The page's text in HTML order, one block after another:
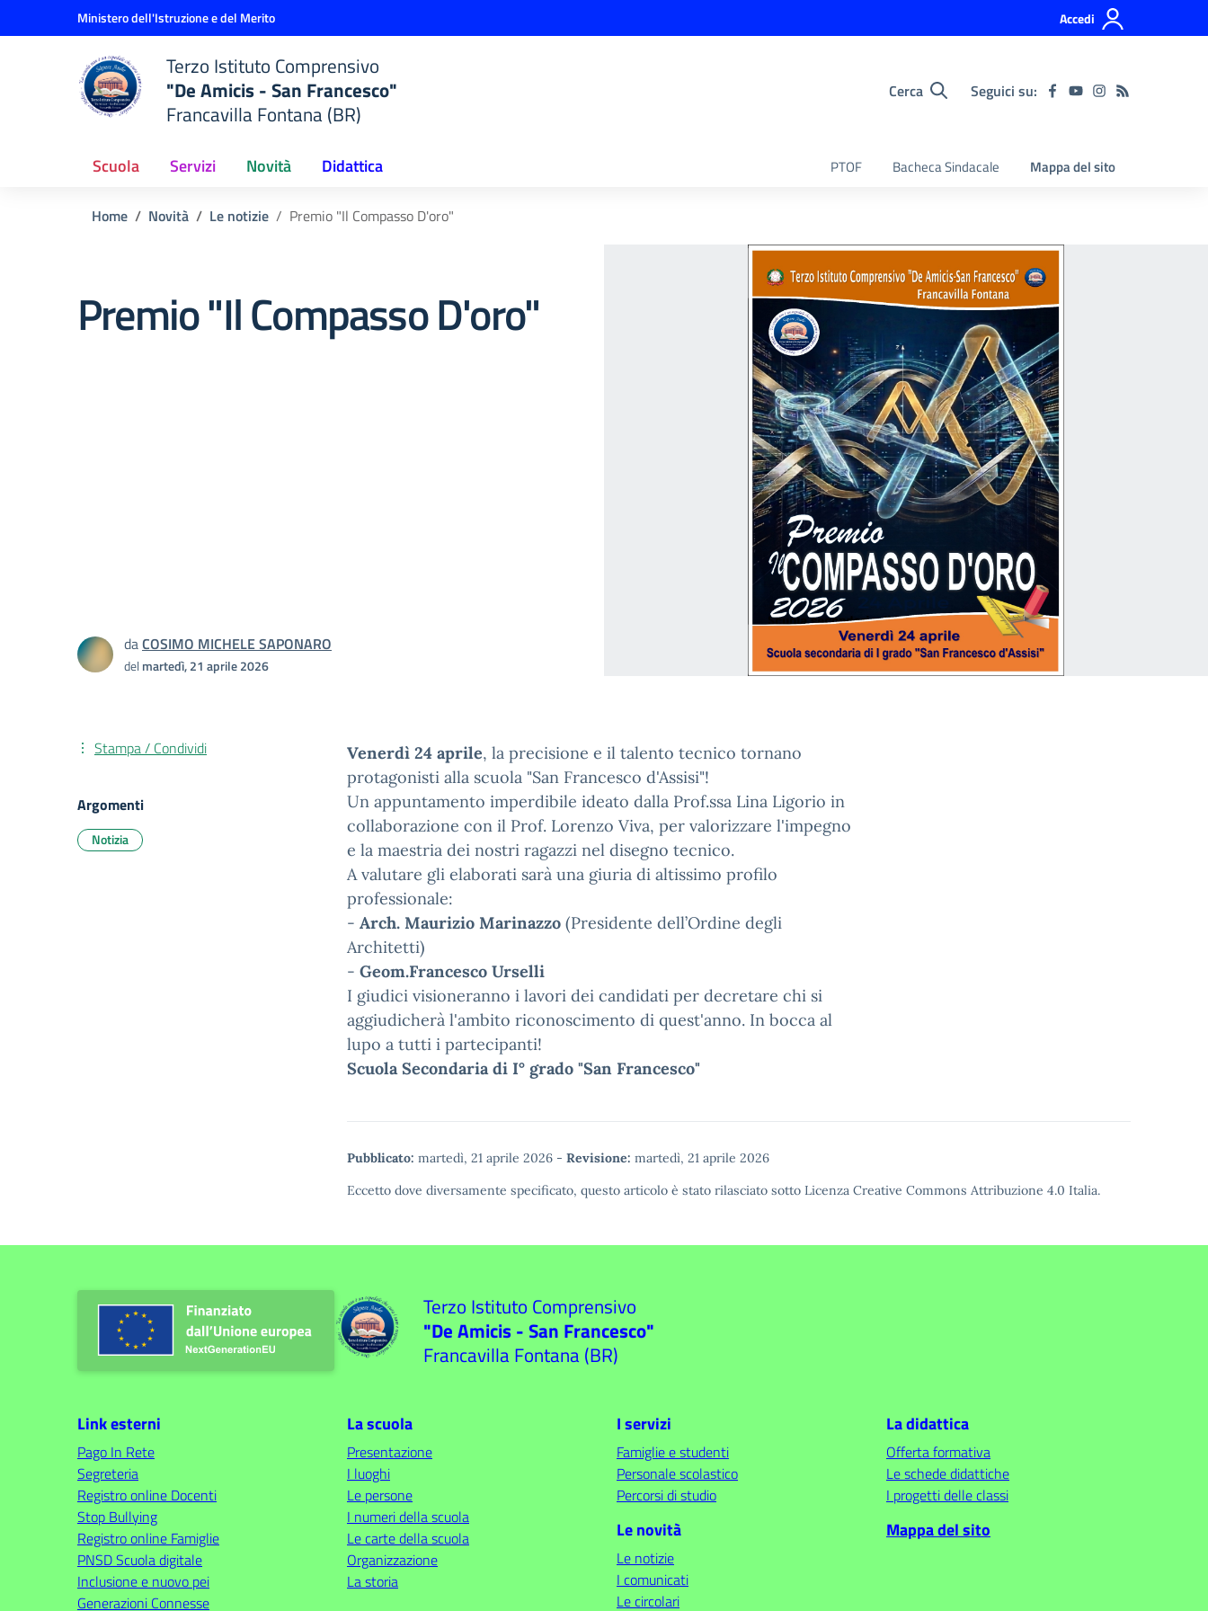
Vai ai contenuti
Vai al menu di navigazioneMinistero dell'Istruzione e del Merito Accedi
Terzo Istituto Comprensivo
"De Amicis - San Francesco"
Francavilla Fontana (BR)
Cerca Seguici su:
Scuola Servizi Novità Didattica PTOF Bacheca Sindacale Mappa del sito
Home Novità Le notizie Premio "Il Compasso D'oro"
Premio "Il Compasso D'oro"
daCOSIMO MICHELE SAPONARO
delmartedì, 21 aprile 2026
Venerdì 24 aprile, la precisione e il talento tecnico tornano
protagonisti alla scuola "San Francesco d'Assisi"!
Un appuntamento imperdibile ideato dalla Prof.ssa Lina Ligorio in
collaborazione con il Prof. Lorenzo Viva, per valorizzare l'impegno
e la maestria dei nostri ragazzi nel disegno tecnico.
A valutare gli elaborati sarà una giuria di altissimo profilo
professionale:
- Arch. Maurizio Marinazzo (Presidente dell’Ordine degli
Architetti)
- Geom.Francesco Urselli
I giudici visioneranno i lavori dei candidati per decretare chi si
aggiudicherà l'ambito riconoscimento di quest'anno. In bocca al
lupo a tutti i partecipanti!
Scuola Secondaria di I° grado "San Francesco"
Pubblicato: martedì, 21 aprile 2026 - Revisione: martedì, 21 aprile 2026
Eccetto dove diversamente specificato, questo articolo è stato rilasciato sotto Licenza Creative Commons Attribuzione 4.0 Italia.
Stampa / Condividi
Argomenti
Notizia
Terzo Istituto Comprensivo
"De Amicis - San Francesco"
Francavilla Fontana (BR)
Link esterni
Pago In Rete
Segreteria
Registro online Docenti
Stop Bullying
Registro online Famiglie
PNSD Scuola digitale
Inclusione e nuovo pei
Generazioni Connesse
La scuola
Presentazione
I luoghi
Le persone
I numeri della scuola
Le carte della scuola
Organizzazione
La storia
I servizi
Famiglie e studenti
Personale scolastico
Percorsi di studio
Le novità
Le notizie
I comunicati
Le circolari
La didattica
Offerta formativa
Le schede didattiche
I progetti delle classi
Mappa del sito